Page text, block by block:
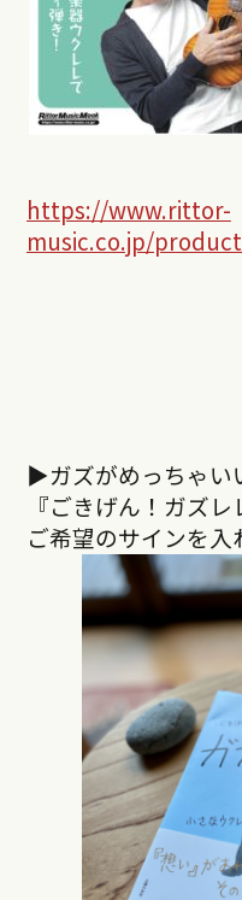
https://www.rittor-
music.co.jp/
▶︎ガズがめっちゃい
『ごきげん！ガズレ
ご希望のサインを入